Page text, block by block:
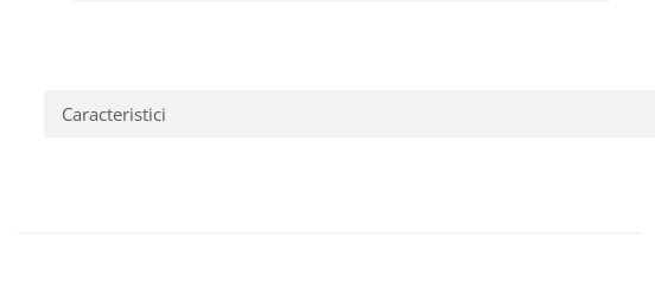
Caracteristici